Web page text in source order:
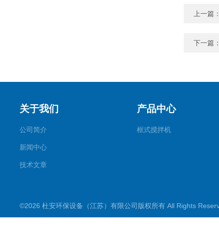
上一篇
下一篇
关于我们
公司简介
新闻中心
技术文章
产品中心
框式搅拌机
©2026 杜安环保设备（江苏）有限公司版权所有 All Rights